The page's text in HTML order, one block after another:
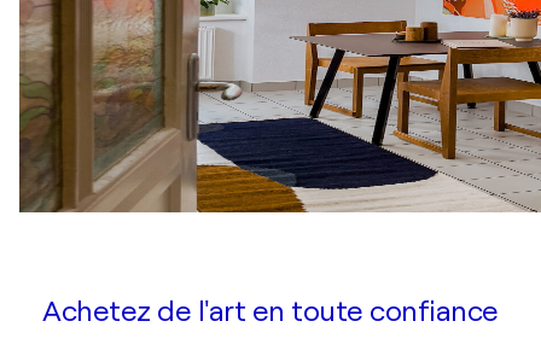
Achetez de l'art en toute confiance